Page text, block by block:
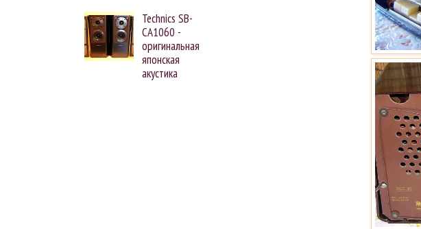
Technics SB-
CA1060 -
оригинальная
японская
акустика